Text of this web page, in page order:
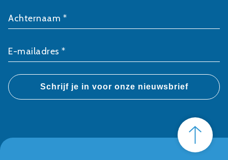
Achternaam *
E-mailadres *